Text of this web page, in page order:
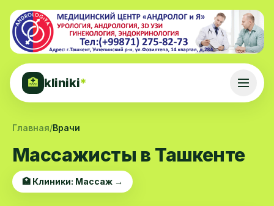
🏥 kliniki*
Главная/Врачи
Массажисты в Ташкенте
🏥 Клиники: Массаж →